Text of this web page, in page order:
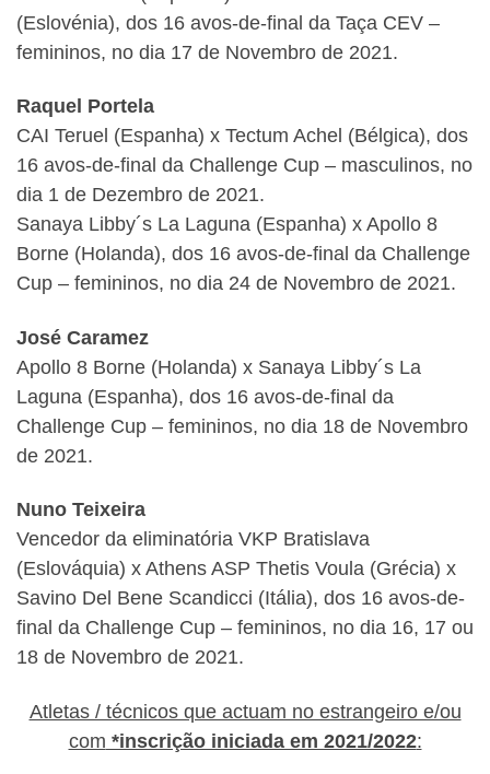
(Eslovénia), dos 16 avos-de-final da Taça CEV –
femininos, no dia 17 de Novembro de 2021.
Raquel Portela
CAI Teruel (Espanha) x Tectum Achel (Bélgica), dos
16 avos-de-final da Challenge Cup – masculinos, no
dia 1 de Dezembro de 2021.
Sanaya Libby´s La Laguna (Espanha) x Apollo 8
Borne (Holanda), dos 16 avos-de-final da Challenge
Cup – femininos, no dia 24 de Novembro de 2021.
José Caramez
Apollo 8 Borne (Holanda) x Sanaya Libby´s La
Laguna (Espanha), dos 16 avos-de-final da
Challenge Cup – femininos, no dia 18 de Novembro
de 2021.
Nuno Teixeira
Vencedor da eliminatória VKP Bratislava
(Eslováquia) x Athens ASP Thetis Voula (Grécia) x
Savino Del Bene Scandicci (Itália), dos 16 avos-de-
final da Challenge Cup – femininos, no dia 16, 17 ou
18 de Novembro de 2021.
Atletas / técnicos que actuam no estrangeiro e/ou
com *inscrição iniciada em 2021/2022: